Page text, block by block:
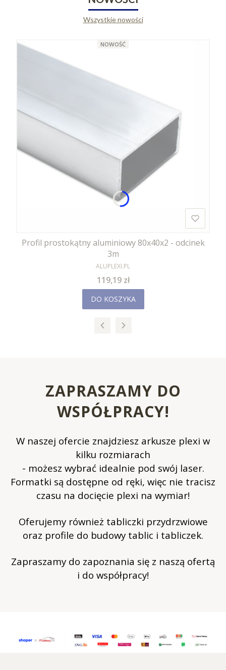
Wszystkie nowości
NOWOŚĆ
Profil prostokątny aluminiowy 80x40x2 - odcinek
3m
PRODUCENT
ALUPLEXI.PL
Cena
119,19 zł
DO KOSZYKA
ZAPRASZAMY DO
WSPÓŁPRACY!
W naszej ofercie znajdziesz arkusze plexi w
kilku rozmiarach
- możesz wybrać idealnie pod swój laser.
Formatki są dostępne od ręki, więc nie tracisz
czasu na docięcie plexi na wymiar!
Oferujemy również tabliczki przydrzwiowe
oraz profile do budowy tablic i tabliczek.
Zapraszamy do zapoznania się z naszą ofertą
i do współpracy!